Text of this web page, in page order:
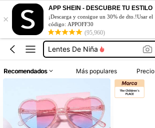
×
APP SHEIN - DESCUBRE TU ESTILO
¡Descarga y consigue un 30% de dto.!Usar el
código: APPOFF30
(95,960)
Gafas Para Niño De 6 Años
Anteojos Para Niño
Gafas Amarillas De Mujer
Lentes De Niña
Gafas Para Niño De 6 Años
Anteojos Para Niño
Recomendados Más populares Precio